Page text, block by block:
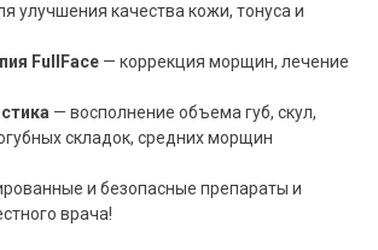
улучшения качества кожи, тонуса и
FullFace — коррекция морщин, лечение
— восполнение объема губ, скул,
складок, средних морщин
и безопасные препараты и
врача!